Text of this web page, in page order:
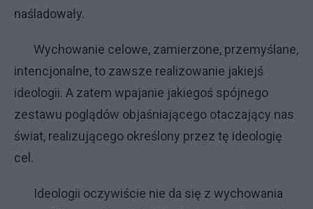
naśladowały.
Wychowanie celowe, zamierzone, przemyślane,
intencjonalne, to zawsze realizowanie jakiejś
ideologii. A zatem wpajanie jakiegoś spójnego
zestawu poglądów objaśniającego otaczający nas
świat, realizującego określony przez tę ideologię
cel.
Ideologii oczywiście nie da się z wychowania